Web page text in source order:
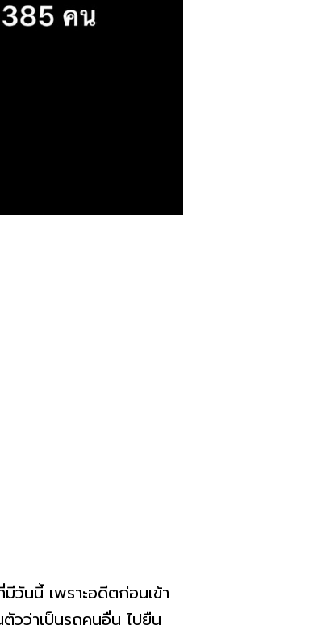
วันนี้ เพราะอดีตก่อนเข้า
วว่าเป็นรถคนอื่น ไปยืน